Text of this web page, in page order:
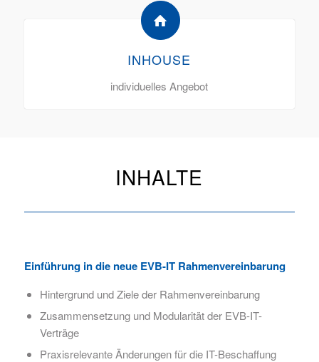
INHOUSE
individuelles Angebot
INHALTE
Einführung in die neue EVB-IT Rahmenvereinbarung
Hintergrund und Ziele der Rahmenvereinbarung
Zusammensetzung und Modularität der EVB-IT-
Verträge
Praxisrelevante Änderungen für die IT-Beschaffung